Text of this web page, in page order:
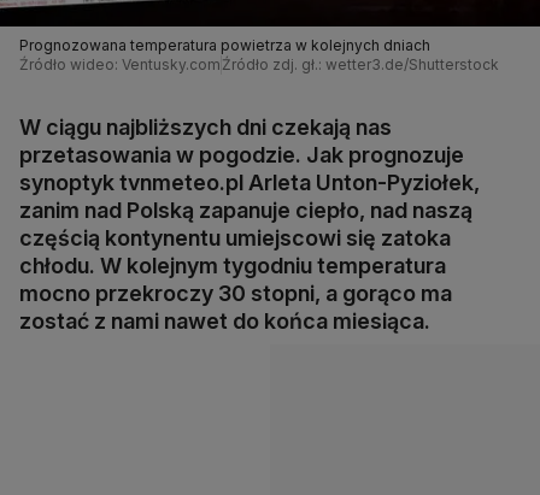
Prognozowana temperatura powietrza w kolejnych dniach
Źródło wideo: Ventusky.com Źródło zdj. gł.: wetter3.de/Shutterstock
W ciągu najbliższych dni czekają nas
przetasowania w pogodzie. Jak prognozuje
synoptyk tvnmeteo.pl Arleta Unton-Pyziołek,
zanim nad Polską zapanuje ciepło, nad naszą
częścią kontynentu umiejscowi się zatoka
chłodu. W kolejnym tygodniu temperatura
mocno przekroczy 30 stopni, a gorąco ma
zostać z nami nawet do końca miesiąca.